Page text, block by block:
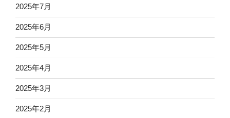
2025年7月
2025年6月
2025年5月
2025年4月
2025年3月
2025年2月